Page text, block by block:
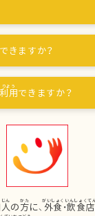
できますか？
利用できますか？
の方に、 外食 ・飲食店